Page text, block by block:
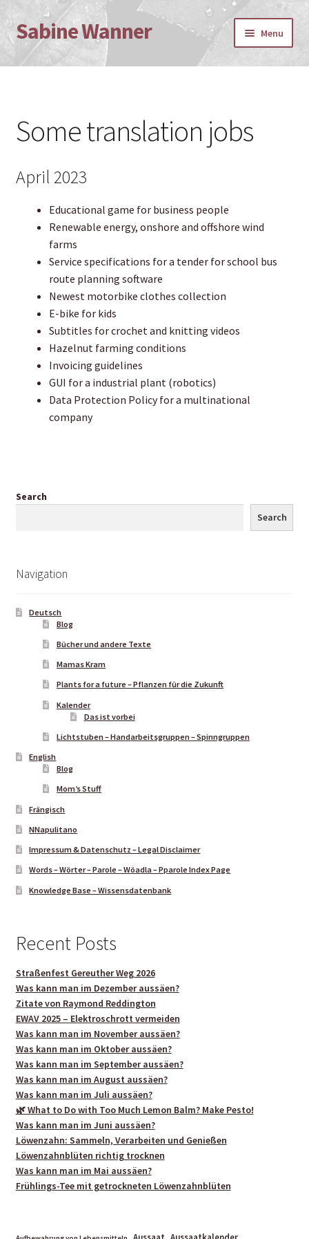
Skip
to
navigation
Skip
to
content
Sabine Wanner Menu
Home
Bücher und andere Texte
David Brocke, Herzoglicher Mundkoch
Mary Hahn, Autorin
Kalender
Das ist vorbei
Plants for a Future – Pflanzen für die Zukunft
English
Fränkische Terminologie
Knowledge Base – Wissensdatenbank
Lichtstuben – Handarbeitsgruppen – Spinngruppen
Lichtstube Rödental
Nützliches oder Schönes zum Kaufen
Some translation jobs
Stricken & Häkeln zum Feierabend Dörfles-Esbach
Some translation jobs
April 2023
Educational game for business people
Renewable energy, onshore and offshore wind
farms
Service specifications for a tender for school bus
route planning software
Newest motorbike clothes collection
E-bike for kids
Subtitles for crochet and knitting videos
Hazelnut farming conditions
Invoicing guidelines
GUI for a industrial plant (robotics)
Data Protection Policy for a multinational
company
Search
Search
Navigation
Deutsch
Blog
Bücher und andere Texte
Mamas Kram
Plants for a future – Pflanzen für die Zukunft
Kalender
Das ist vorbei
Lichtstuben – Handarbeitsgruppen – Spinngruppen
English
Blog
Mom’s Stuff
Frängisch
NNapulitano
Impressum & Datenschutz – Legal Disclaimer
Words – Wörter – Parole – Wöadla – Pparole Index Page
Knowledge Base – Wissensdatenbank
Recent Posts
Straßenfest Gereuther Weg 2026
Was kann man im Dezember aussäen?
Zitate von Raymond Reddington
EWAV 2025 – Elektroschrott vermeiden
Was kann man im November aussäen?
Was kann man im Oktober aussäen?
Was kann man im September aussäen?
Was kann man im August aussäen?
Was kann man im Juli aussäen?
🌿 What to Do with Too Much Lemon Balm? Make Pesto!
Was kann man im Juni aussäen?
Löwenzahn: Sammeln, Verarbeiten und Genießen
Löwenzahnblüten richtig trocknen
Was kann man im Mai aussäen?
Frühlings-Tee mit getrockneten Löwenzahnblüten
Aussaat Aussaatkalender